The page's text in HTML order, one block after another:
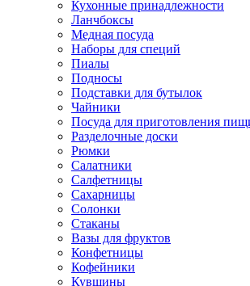
Кухонные принадлежности
Ланчбоксы
Медная посуда
Наборы для специй
Пиалы
Подносы
Подставки для бутылок
Чайники
Посуда для приготовления
Разделочные доски
Рюмки
Салатники
Салфетницы
Сахарницы
Солонки
Стаканы
Вазы для фруктов
Конфетницы
Кофейники
Кувшины